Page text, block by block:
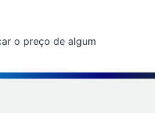
o preço de algum